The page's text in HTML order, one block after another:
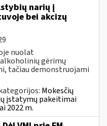
narių į
bei akcizų
nuolat
gėrimų
tačiau demonstruojami
Mokesčių
įstatymų pakeitimai
2022 m.